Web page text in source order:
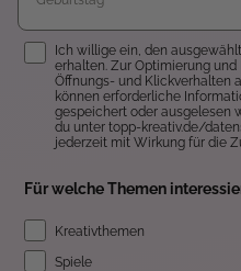
Einwilligung
Ich willige ein, den
erhalten. Zur Optimierung
Öffnungs- und Klickverhalten
können erforderliche
gespeichert oder ausgelesen
du unter topp-kreativ.de/
jederzeit mit Wirkung für die
Für welche Themen
Kreativthemen
Spiele